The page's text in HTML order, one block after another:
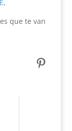
,
que te van